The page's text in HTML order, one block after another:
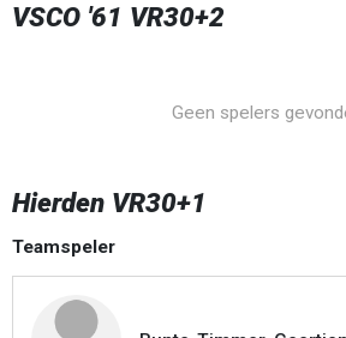
VSCO '61 VR30+2
Geen spelers
Hierden VR30+1
Teamspeler